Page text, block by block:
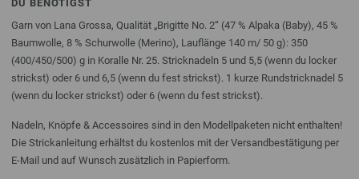
DU BENÖTIGST
Garn von Lana Grossa, Qualität „Brigitte No. 2“ (47 % Alpaka (Baby), 45 %
Baumwolle, 8 % Schurwolle (Merino), Lauflänge 140 m/ 50 g): 350
(400/450/500) g in Koralle Nr. 25. Stricknadeln 5 und 5,5 (wenn du locker
strickst) oder 6 und 6,5 (wenn du fest strickst). 1 kurze Rundstricknadel 5
(wenn du locker strickst) oder 6 (wenn du fest strickst).
Nadeln, Knöpfe & Accessoires sind in den Modellpaketen nicht enthalten!
Die Strickanleitung erhältst du kostenlos mit der Versandbestätigung per
E-Mail und auf Wunsch zusätzlich in Papierform.